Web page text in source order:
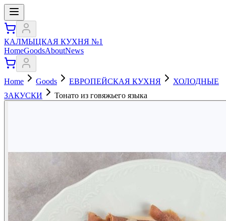
КАЛМЫЦКАЯ КУХНЯ №1
HomeGoodsAboutNews
Home Goods ЕВРОПЕЙСКАЯ КУХНЯ
ХОЛОДНЫЕ
ЗАКУСКИ
Тонато из говяжьего языка